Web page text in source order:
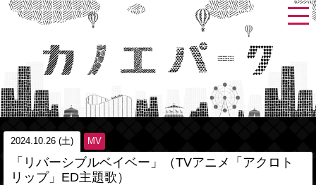
2024.10.26 (土) MV
「リバーシブルベイベー」（TVアニメ「アクロト
リップ」ED主題歌）